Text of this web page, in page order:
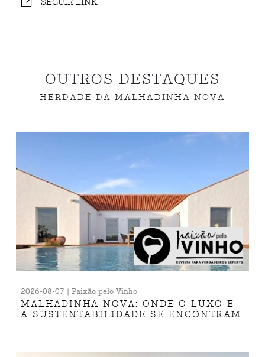
OUTROS DESTAQUES
HERDADE DA MALHADINHA NOVA
2026-08-07 | Paixão pelo Vinho
MALHADINHA NOVA: ONDE O LUXO E
A SUSTENTABILIDADE SE ENCONTRAM